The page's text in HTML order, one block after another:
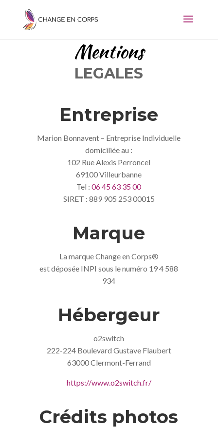
Mentions
LEGALES
Entreprise
Marion Bonnavent – Entreprise Individuelle
domiciliée au :
102 Rue Alexis Perroncel
69100 Villeurbanne
Tel :06 45 63 35 00
SIRET : 889 905 253 00015
Marque
La marque Change en Corps®
est déposée INPI sous le numéro 19 4 588
934
Hébergeur
o2switch
222-224 Boulevard Gustave Flaubert
63000 Clermont-Ferrand
https://www.o2switch.fr/
Crédits photos